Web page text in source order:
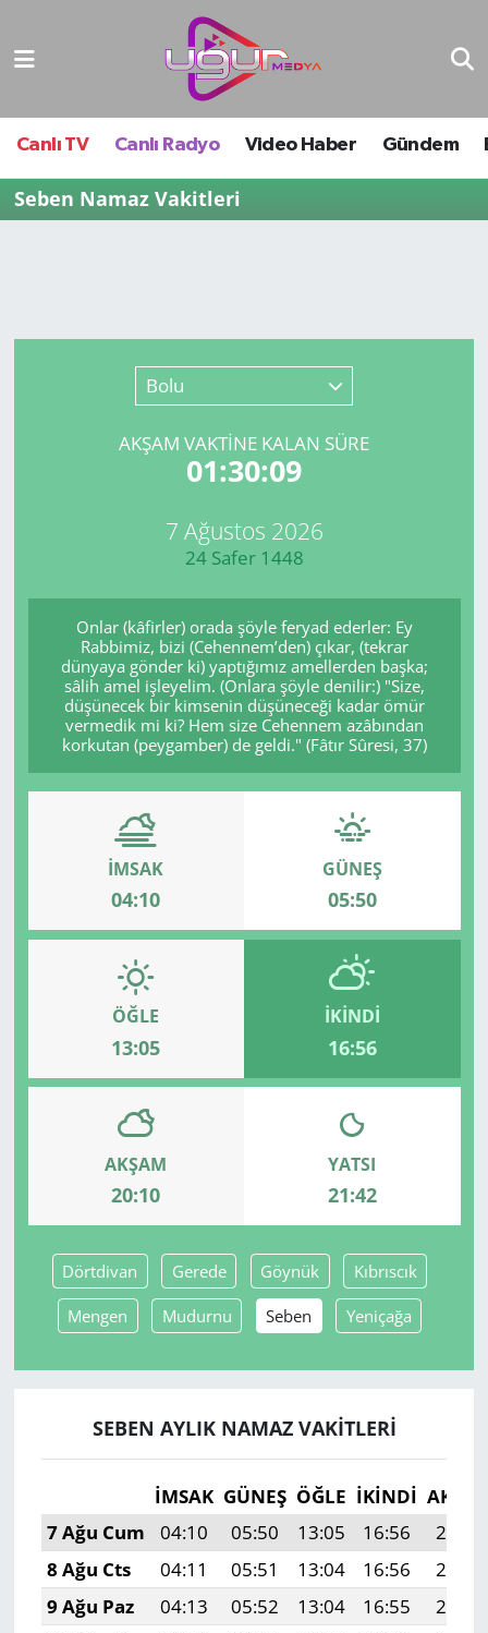
Canlı TV Canlı Radyo Video Haber Gündem
Seben Namaz Vakitleri
Bolu
AKŞAM VAKTİNE KALAN SÜRE
01:30:09
7 Ağustos 2026
24 Safer 1448
Onlar (kâfirler) orada şöyle feryad ederler: Ey
Rabbimiz, bizi (Cehennem’den) çıkar, (tekrar
dünyaya gönder ki) yaptığımız amellerden başka;
sâlih amel işleyelim. (Onlara şöyle denilir:) "Size,
düşünecek bir kimsenin düşüneceği kadar ömür
vermedik mi ki? Hem size Cehennem azâbından
korkutan (peygamber) de geldi." (Fâtır Sûresi, 37)
İMSAK
04:10
GÜNEŞ
05:50
ÖĞLE
13:05
İKINDI
16:56
AKŞAM
20:10
YATSI
21:42
Dörtdivan Gerede Göynük Kıbrıscık
Mengen Mudurnu Seben Yeniçağa
SEBEN AYLIK NAMAZ VAKITLERI
İMSAK GÜNEŞ ÖĞLE İKINDI
7 Ağu Cum
04:10 05:50 13:05 16:56
20:10
8 Ağu Cts
04:11 05:51 13:04 16:56
20:08
9 Ağu Paz
04:13 05:52 13:04 16:55
20:07
Nöbetçi Eczaneler
Hava Durumu
Namaz Vakitleri
Tüm Manşetler